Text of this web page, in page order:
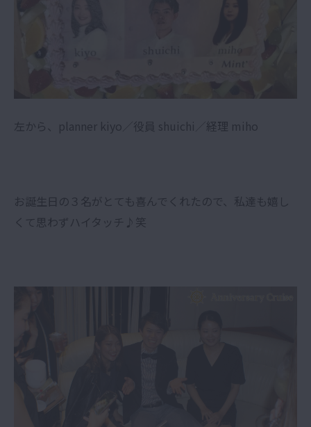
左から、planner kiyo／役員 shuichi／経理 miho
お誕生日の３名がとても喜んでくれたので、私達も嬉し
くて思わずハイタッチ♪笑